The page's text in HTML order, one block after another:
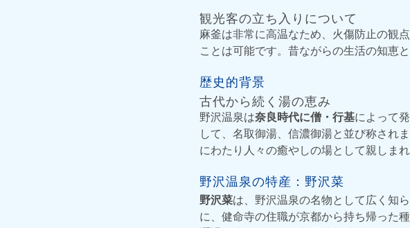
観光客の立ち入りについて
麻釜は非常に高温なため、火傷防止の観
ことは可能です。昔ながらの生活の知恵
歴史的背景
古代から続く湯の恵み
野沢温泉は奈良時代に僧・行基によって
して、名取御湯、信濃御湯と並び称され
にわたり人々の癒やしの場として親しまれ
野沢温泉の特産：野沢菜
野沢菜は、野沢温泉の名物として広く知
に、健命寺の住職が京都から持ち帰った